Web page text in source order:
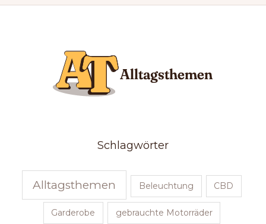
Schlagwörter
Alltagsthemen Beleuchtung CBD
Garderobe gebrauchte Motorräder